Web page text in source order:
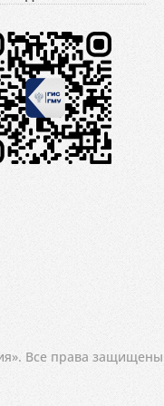
Все права